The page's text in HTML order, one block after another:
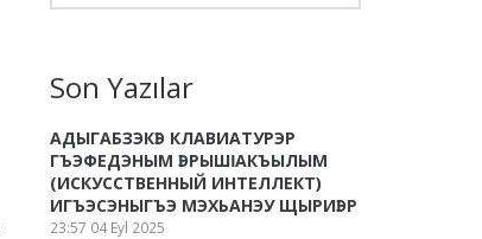
Son Yazılar
АДЫГАБЗЭКӀЭ КЛАВИАТУРЭР
ГЪЭФЕДЭНЫМ ӀЭРЫШӀ АКЪЫЛЫМ
(ИСКУССТВЕННЫЙ ИНТЕЛЛЕКТ)
ИГЪЭСЭНЫГЪЭ МЭХЬАНЭУ ЩЫРИӀЭР
23:57 04 Eyl 2025